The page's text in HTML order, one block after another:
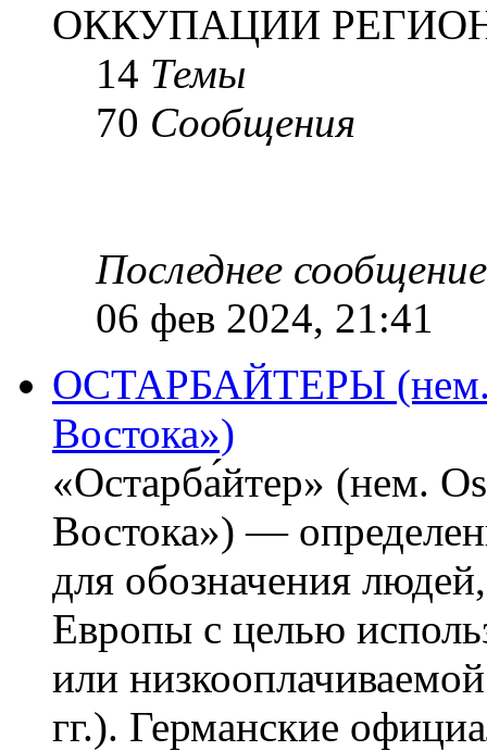
ОККУПАЦИИ
14 Темы
70 Сообщения
Последнее сообщение
06 фев 2024, 21:41
ОСТАРБАЙТЕРЫ (нем.
Востока»)
«Остарба́йтер» (нем.
Востока») —
для обозначения
Европы с целью
или
гг.). Германские